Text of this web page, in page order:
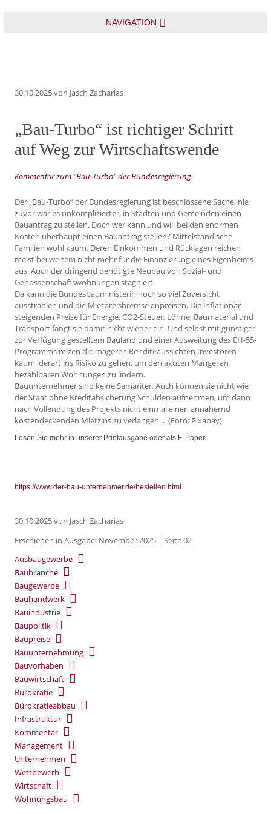
NAVIGATION
30.10.2025von Jasch Zacharias
„Bau-Turbo“ ist richtiger Schritt
auf Weg zur Wirtschaftswende
Kommentar zum "Bau-Turbo" der Bundesregierung
Der „Bau-Turbo“ der Bundesregierung ist beschlossene Sache, nie
zuvor war es unkomplizierter, in Städten und Gemeinden einen
Bauantrag zu stellen. Doch wer kann und will bei den enormen
Kosten überhaupt einen Bauantrag stellen? Mittelständische
Familien wohl kaum. Deren Einkommen und Rücklagen reichen
meist bei weitem nicht mehr für die Finanzierung eines Eigenheims
aus. Auch der dringend benötigte Neubau von Sozial- und
Genossenschaftswohnungen stagniert.
Da kann die Bundesbauministerin noch so viel Zuversicht
ausstrahlen und die Mietpreisbremse anpreisen. Die inflationär
steigenden Preise für Energie, CO2-Steuer, Löhne, Baumaterial und
Transport fängt sie damit nicht wieder ein. Und selbst mit günstiger
zur Verfügung gestelltem Bauland und einer Ausweitung des EH-55-
Programms reizen die mageren Renditeaussichten Investoren
kaum, derart ins Risiko zu gehen, um den akuten Mangel an
bezahlbaren Wohnungen zu lindern.
Bauunternehmer sind keine Samariter. Auch können sie nicht wie
der Staat ohne Kreditabsicherung Schulden aufnehmen, um dann
nach Vollendung des Projekts nicht einmal einen annähernd
kostendeckenden Mietzins zu verlangen... (Foto: Pixabay)
Lesen Sie mehr in unserer Printausgabe oder als E-Paper:
https://www.der-bau-unternehmer.de/bestellen.html
30.10.2025von Jasch Zacharias
Erschienen in Ausgabe: November 2025 | Seite 02
Ausbaugewerbe
Baubranche
Baugewerbe
Bauhandwerk
Bauindustrie
Baupolitik
Baupreise
Bauunternehmung
Bauvorhaben
Bauwirtschaft
Bürokratie
Bürokratieabbau
Infrastruktur
Kommentar
Management
Unternehmen
Wettbewerb
Wirtschaft
Wohnungsbau